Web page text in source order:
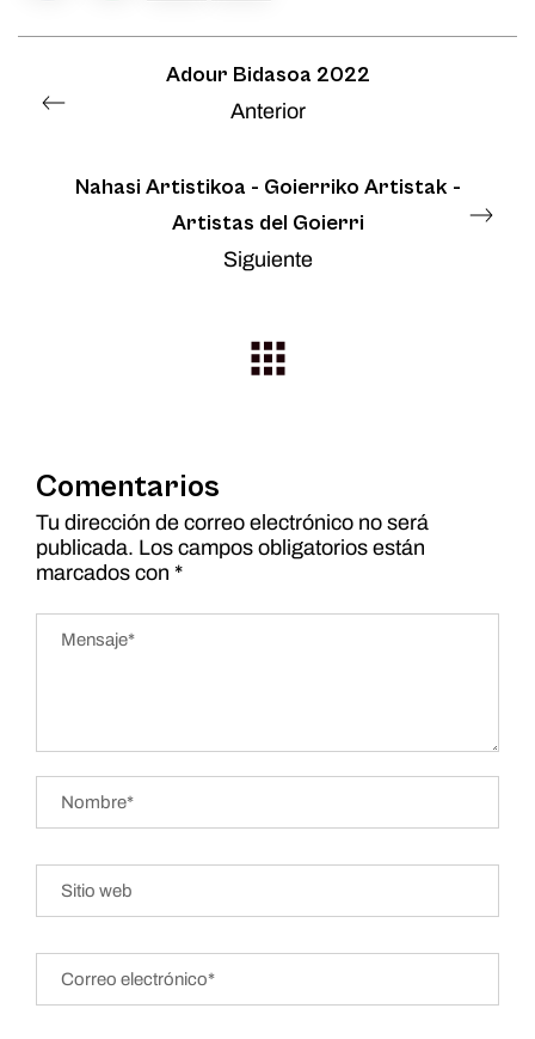
Adour Bidasoa 2022
Anterior
Nahasi Artistikoa - Goierriko Artistak -
Artistas del Goierri
Siguiente
Comentarios
Tu dirección de correo electrónico no será
publicada. Los campos obligatorios están
marcados con *